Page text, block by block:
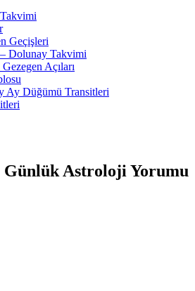
Geçişleri
Dolunay Takvimi
Açıları
Ay Düğümü Transitleri
Günlük Astroloji Yorumu